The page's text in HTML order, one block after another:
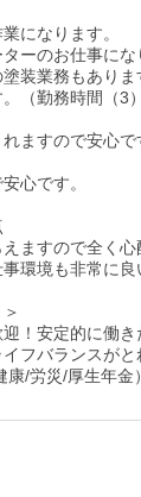
になります。
ーのお仕事にな
装業務もありま
（勤務時間（3
ますので安心で
心です。
ますので全く心
環境も非常に良
！安定的に働き
フバランスがと
康/労災/厚生年金